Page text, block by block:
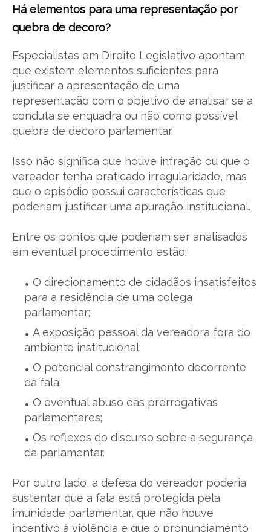
Há elementos para uma representação por
quebra de decoro?
Especialistas em Direito Legislativo apontam
que existem elementos suficientes para
justificar a apresentação de uma
representação com o objetivo de analisar se a
conduta se enquadra ou não como possível
quebra de decoro parlamentar.
Isso não significa que houve infração ou que o
vereador tenha praticado irregularidade, mas
que o episódio possui características que
poderiam justificar uma apuração institucional.
Entre os pontos que poderiam ser analisados
em eventual procedimento estão:
O direcionamento de cidadãos insatisfeitos
para a residência de uma colega
parlamentar;
A exposição pessoal da vereadora fora do
ambiente institucional;
O potencial constrangimento decorrente
da fala;
O eventual abuso das prerrogativas
parlamentares;
Os reflexos do discurso sobre a segurança
da parlamentar.
Por outro lado, a defesa do vereador poderia
sustentar que a fala está protegida pela
imunidade parlamentar, que não houve
incentivo à violência e que o pronunciamento